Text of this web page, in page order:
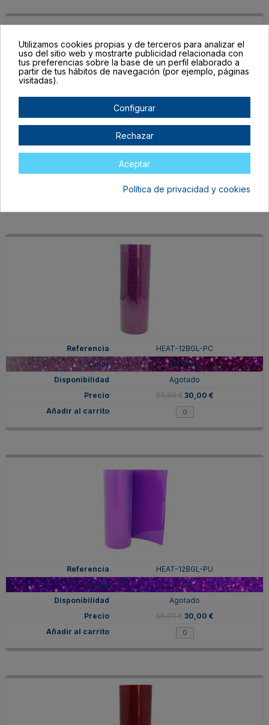
HEAT-12BGL-LG
59,99 € 30,00 €
HEAT-12BGL-PC
Púrpura
Agotado
59,99 € 30,00 €
HEAT-12BGL-PU
Lila
Agotado
59,99 € 30,00 €
Utilizamos cookies propias y de terceros para analizar el
uso del sitio web y mostrarte publicidad relacionada con
tus preferencias sobre la base de un perfil elaborado a
partir de tus hábitos de navegación (por ejemplo, páginas
visitadas).
Configurar
Rechazar
Aceptar
Política de privacidad y cookies